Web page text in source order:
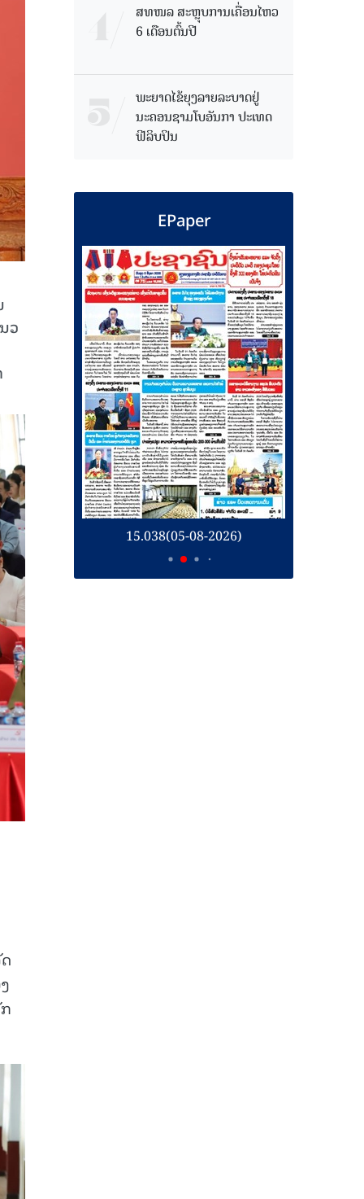
ວ
ສທໜລ ສະຫຼຸບການເຄື່ອນໄຫວ
6 ເດືອນຕົ້ນປີ
ພະຍາດໄຂ້ຍຸງລາຍລະບາດຢູ່
ນະຄອນຊາມໂບ​ອັນກາ ປະເທດ
ຟີລິບປິນ
EPaper
2026) 15.037(04-08-2026)